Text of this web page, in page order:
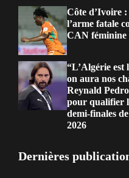
Côte d’Ivoire
l’arme fatale
CAN féminine
“L’Algérie est
on aura nos
Reynald
pour qualifier
demi-finales
2026
Dernières